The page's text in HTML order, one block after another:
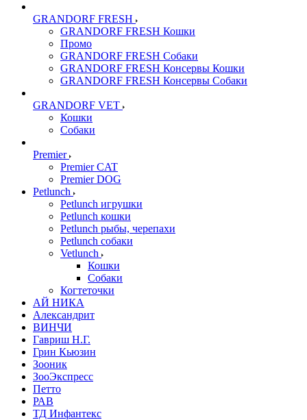
GRANDORF FRESH
GRANDORF FRESH Кошки
Промо
GRANDORF FRESH Собаки
GRANDORF FRESH Консервы Кошки
GRANDORF FRESH Консервы Собаки
GRANDORF VET
Кошки
Собаки
Premier
Premier CAT
Premier DOG
Petlunch
Petlunch игрушки
Petlunch кошки
Petlunch рыбы, черепахи
Petlunch собаки
Vetlunch
Кошки
Собаки
Когтеточки
АЙ НИКА
Александрит
ВИНЧИ
Гавриш Н.Г.
Грин Кьюзин
Зооник
ЗооЭкспресс
Петто
РАВ
ТД Инфантекс